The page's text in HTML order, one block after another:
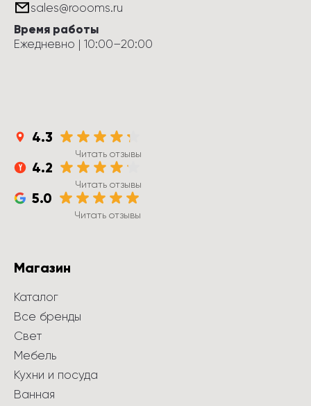
sales@roooms.ru
Время работы
Ежедневно | 10:00–20:00
4.3
Читать отзывы
4.2
Читать отзывы
5.0
Читать отзывы
Магазин
Каталог
Все бренды
Свет
Мебель
Кухни и посуда
Ванная